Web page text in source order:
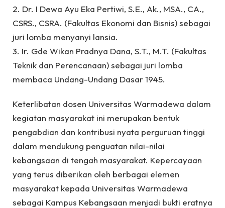
2. Dr. I Dewa Ayu Eka Pertiwi, S.E., Ak., MSA., CA.,
CSRS., CSRA. (Fakultas Ekonomi dan Bisnis) sebagai
juri lomba menyanyi lansia.
3. Ir. Gde Wikan Pradnya Dana, S.T., M.T. (Fakultas
Teknik dan Perencanaan) sebagai juri lomba
membaca Undang-Undang Dasar 1945.
Keterlibatan dosen Universitas Warmadewa dalam
kegiatan masyarakat ini merupakan bentuk
pengabdian dan kontribusi nyata perguruan tinggi
dalam mendukung penguatan nilai-nilai
kebangsaan di tengah masyarakat. Kepercayaan
yang terus diberikan oleh berbagai elemen
masyarakat kepada Universitas Warmadewa
sebagai Kampus Kebangsaan menjadi bukti eratnya